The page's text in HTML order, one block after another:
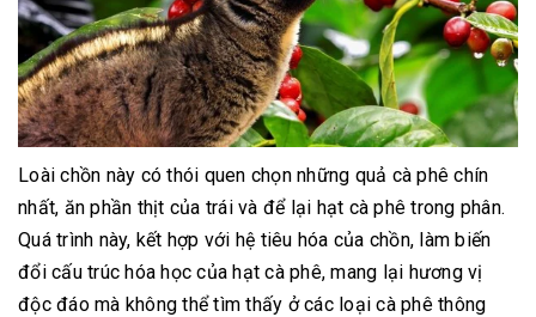
Loài chồn này có thói quen chọn những quả cà phê chín
nhất, ăn phần thịt của trái và để lại hạt cà phê trong phân.
Quá trình này, kết hợp với hệ tiêu hóa của chồn, làm biến
đổi cấu trúc hóa học của hạt cà phê, mang lại hương vị
độc đáo mà không thể tìm thấy ở các loại cà phê thông